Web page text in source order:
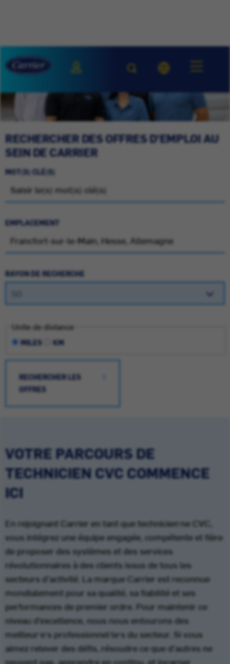
RECHERCHER DES OFFRES D'EMPLOI AU
SEIN DE CARRIER
MOT(S) CLÉ(S)
EMPLACEMENT
RAYON DE RECHERCHE
Unite de distance
MILES KM
RECHERCHER LES
OFFRES
VOTRE PARCOURS DE
TECHNICIEN CVC COMMENCE
ICI
En rejoignant Carrier en tant que technicien·ne CVC,
vous intégrez une équipe engagée, compétente et fière
de proposer des systèmes et des services
révolutionnaires à des clients issus de tous les
secteurs d’activité. La marque Carrier est reconnue
mondialement pour sa qualité, sa fiabilité et ses
performances de premier ordre. Pour maintenir ce
niveau d’excellence, nous nous entourons des
meilleur·e·s professionnel·le·s du secteur. Si vous
aimez relever des défis, résoudre ce que d’autres ne